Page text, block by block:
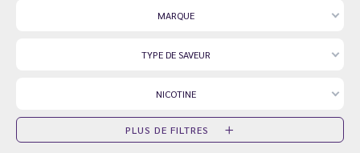
MARQUE
TYPE DE SAVEUR
NICOTINE
PLUS DE FILTRES